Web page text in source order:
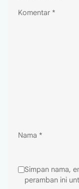
Komentar *
Nama *
Simpan nama,
peramban ini